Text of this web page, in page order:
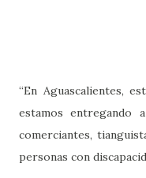
“En Aguascalientes,
estamos entregando
comerciantes,
personas con